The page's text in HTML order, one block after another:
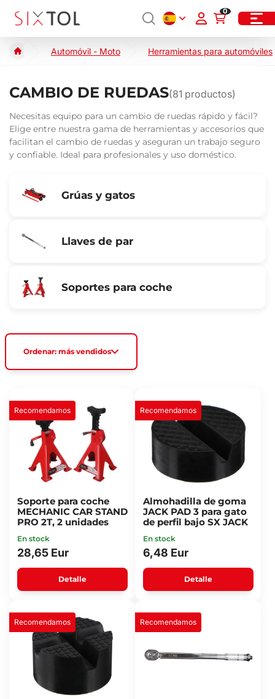
0
Automóvil - Moto Herramientas para automóviles
CAMBIO DE RUEDAS(81 productos)
Necesitas equipo para un cambio de ruedas rápido y fácil?
Elige entre nuestra gama de herramientas y accesorios que
facilitan el cambio de ruedas y aseguran un trabajo seguro
y confiable. Ideal para profesionales y uso doméstico.
Grúas y gatos
Llaves de par
Soportes para coche
Ordenar: más vendidos
Recomendamos
Soporte para coche
MECHANIC CAR STAND
PRO 2T, 2 unidades
En stock
28,65 Eur
Detalle
Recomendamos
Almohadilla de goma
JACK PAD 3 para gato
de perfil bajo SX JACK
En stock
6,48 Eur
Detalle
Recomendamos Recomendamos